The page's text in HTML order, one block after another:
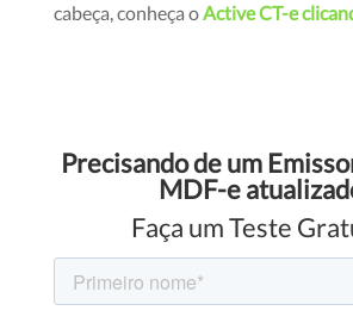
cabeça, conheça oActive CT-e
Precisando de um
MDF-e
Faça um Teste